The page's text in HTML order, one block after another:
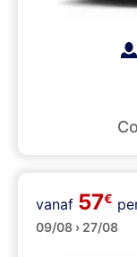
Grote
vanaf 57€
09/08 › 27/08